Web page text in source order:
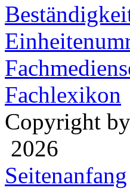
Fachlexikon
Copyright
2026
Seitenanfang